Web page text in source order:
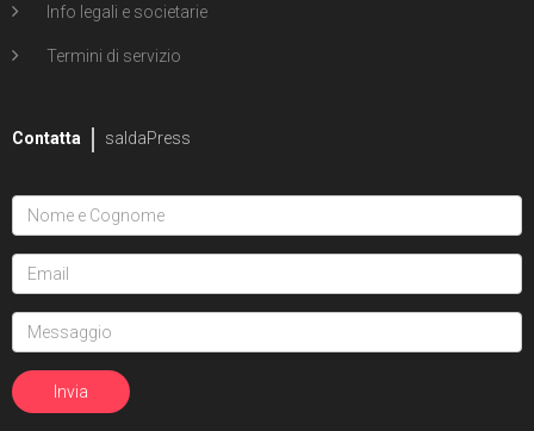
Info legali e societarie
Termini di servizio
Contatta saldaPress